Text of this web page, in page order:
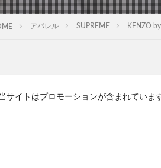
アパレル SUPREME KENZO
サイトはプロモーションが含まれていま